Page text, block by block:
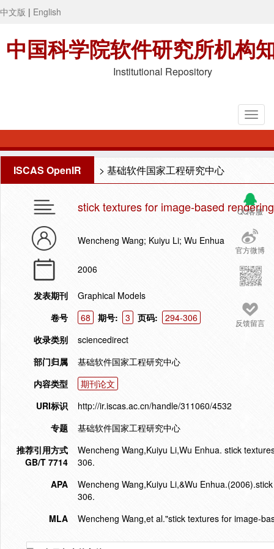
中文版 | English
中国科学院软件研究所机构
Institutional Repository
ISCAS OpenIR > 基础软件国家工程研究中心
QQ客服
官方微博
反馈留言
stick textures for image-based rendering
Wencheng Wang; Kuiyu Li; Wu Enhua
2006
发表期刊
Graphical Models
卷号
68 期号: 3 页码:
294-306
收录类别
sciencedirect
部门归属
基础软件国家工程研究中心
内容类型
期刊论文
URI标识
http://ir.iscas.ac.cn/handle/311060/4532
专题
基础软件国家工程研究中心
推荐引用方式
GB/T 7714
Wencheng Wang,Kuiyu Li,Wu Enhua. stick
306.
APA
Wencheng Wang,Kuiyu Li,&Wu
306.
MLA
Wencheng Wang,et al."stick textures for image-